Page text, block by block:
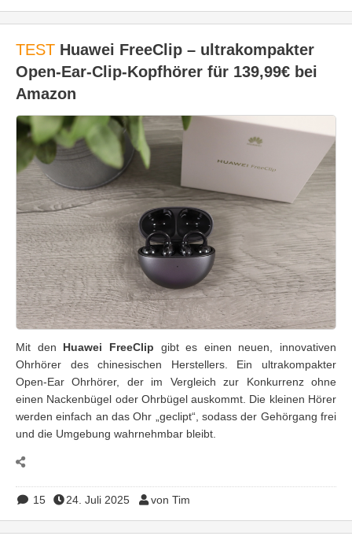
TEST Huawei FreeClip – ultrakompakter
Open-Ear-Clip-Kopfhörer für 139,99€ bei
Amazon
Mit den Huawei FreeClip gibt es einen neuen, innovativen
Ohrhörer des chinesischen Herstellers. Ein ultrakompakter
Open-Ear Ohrhörer, der im Vergleich zur Konkurrenz ohne
einen Nackenbügel oder Ohrbügel auskommt. Die kleinen Hörer
werden einfach an das Ohr „geclipt“, sodass der Gehörgang frei
und die Umgebung wahrnehmbar bleibt.
15 24. Juli 2025 von Tim